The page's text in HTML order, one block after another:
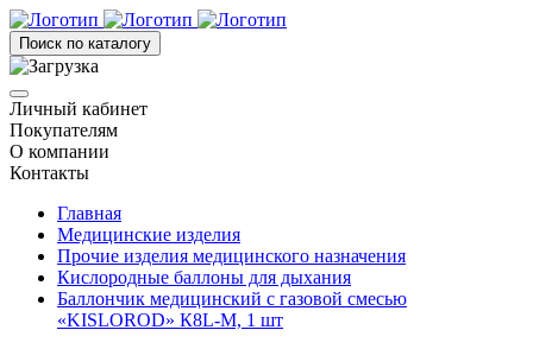
Поиск по каталогу
Личный кабинет
Покупателям
О компании
Контакты
Главная
Медицинские изделия
Прочие изделия медицинского назначения
Кислородные баллоны для дыхания
Баллончик медицинский с газовой смесью
«KISLOROD» К8L-М, 1 шт